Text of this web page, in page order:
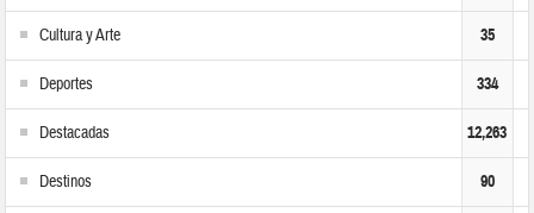
Cultura y Arte 35
Deportes 334
Destacadas 12,263
Destinos 90